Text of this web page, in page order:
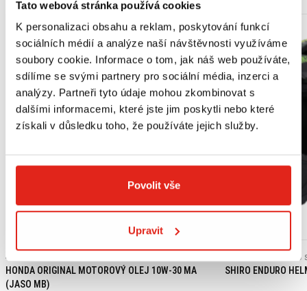
Tato webová stránka používá cookies
K personalizaci obsahu a reklam, poskytování funkcí
sociálních médií a analýze naší návštěvnosti využíváme
soubory cookie. Informace o tom, jak náš web používáte,
sdílíme se svými partnery pro sociální média, inzerci a
analýzy. Partneři tyto údaje mohou zkombinovat s
dalšími informacemi, které jste jim poskytli nebo které
získali v důsledku toho, že používáte jejich služby.
Povolit vše
Upravit
439 Kč
HONDA ORIGINAL MOTOROVÝ OLEJ 10W-30 MA
(JASO MB)
2 409 Kč
SHIRO ENDURO